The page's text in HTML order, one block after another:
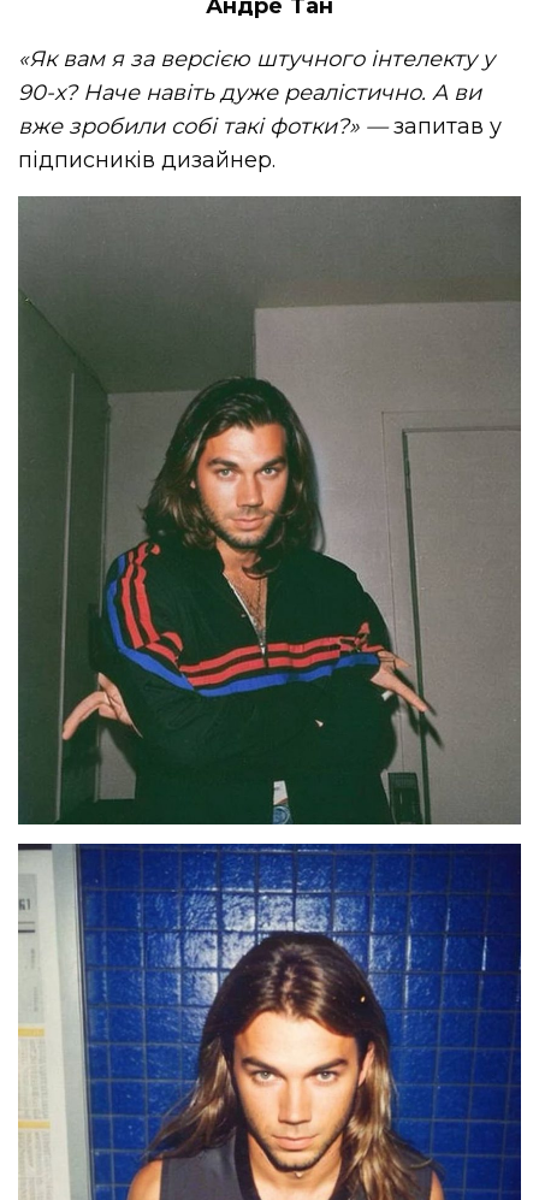
Андре Тан
«Як вам я за версією штучного інтелекту у
90-х? Наче навіть дуже реалістично. А ви
вже зробили собі такі фотки?» —запитав у
підписників дизайнер.